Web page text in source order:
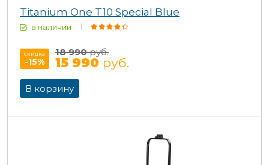
Titanium One T10 Special Blue
в наличии
скидка
-15%
18 990руб.
15 990 руб.
В корзину